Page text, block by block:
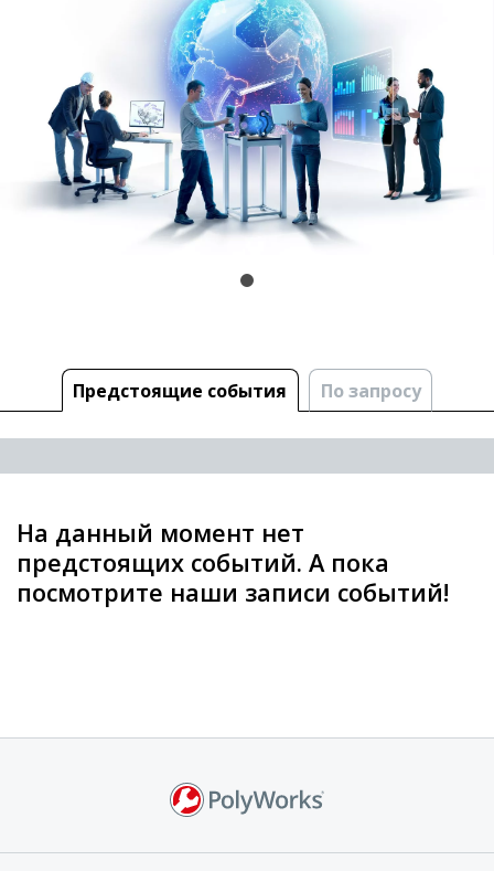
Предстоящие cобытия По запросу
На данный момент нет
предстоящих событий. А пока
посмотрите наши записи событий!